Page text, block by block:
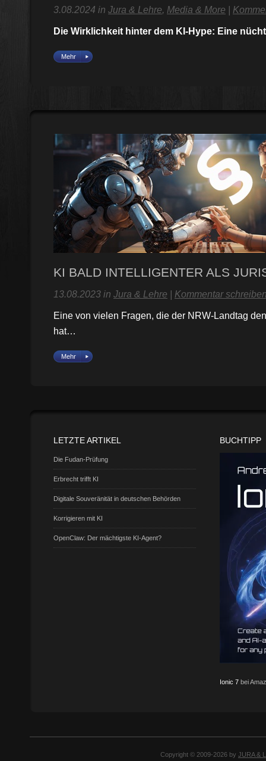
3.08.2024 in Jura & Lehre, Media & More |
Die Wirklichkeit hinter dem KI-Hype: Eine
Mehr
KI BALD INTELLIGENTER ALS
13.08.2023 in Jura & Lehre | Kommentar
Eine von vielen Fragen, die der NRW-Landtag
hat…
Mehr
LETZTE ARTIKEL
Die Fudan-Prüfung
Erbrecht trifft KI
Digitale Souveränität in deutschen Behörden
Korrigieren mit KI
OpenClaw: Der mächtigste KI-Agent?
BUCHTIPP
Ionic 7 bei
Copyright © 2009-2026 by JURA &